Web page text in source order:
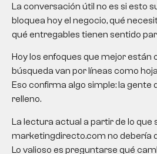
La conversación útil no es si esto
bloquea hoy el negocio, qué
qué entregables tienen sentido
Hoy los enfoques que mejor
búsqueda van por líneas como
Eso confirma algo simple: la gente
relleno.
La lectura actual a partir de lo que
marketingdirecto.com no debería
Lo valioso es preguntarse qué